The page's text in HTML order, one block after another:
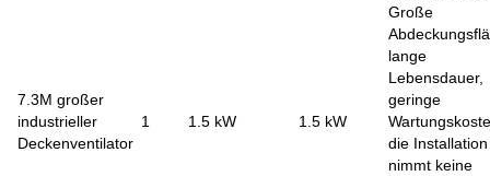
7.3M großer
industrieller
Deckenventilator
1 1.5 kW 1.5 kW
Große
lange
Lebensdauer,
geringe
die Installation
nimmt keine